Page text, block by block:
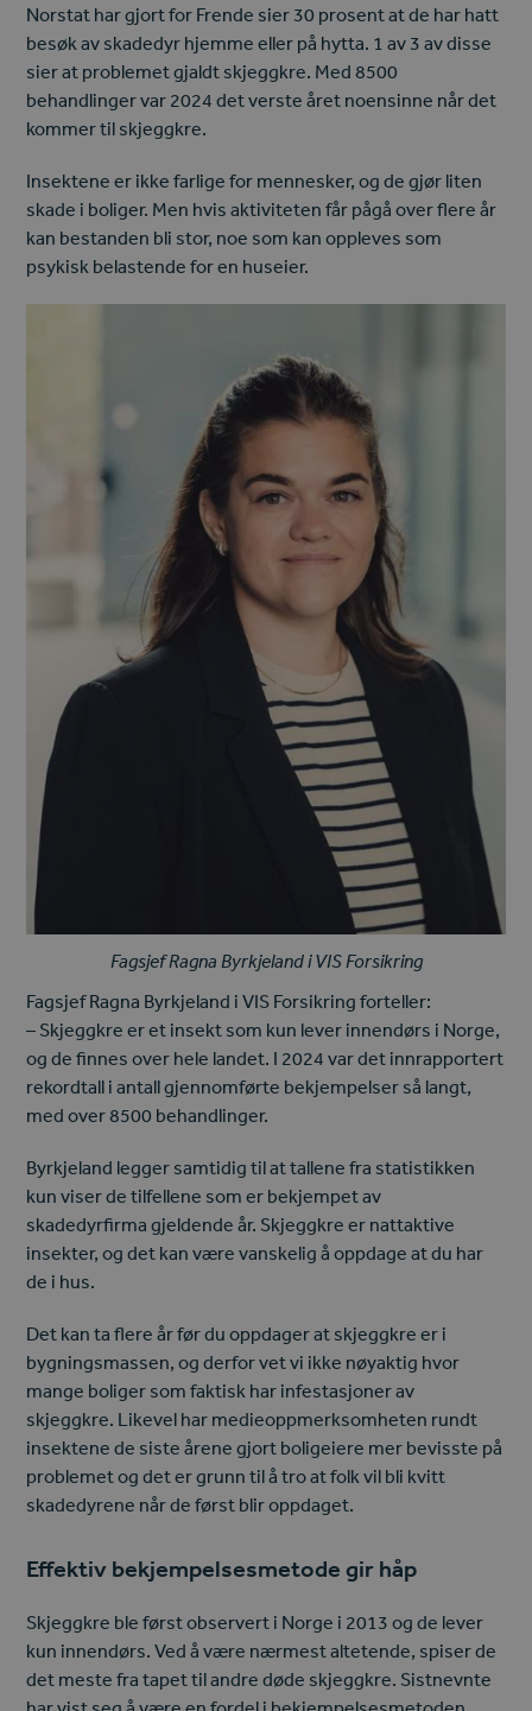
Norstat har gjort for Frende sier 30 prosent at de har hatt
besøk av skadedyr hjemme eller på hytta. 1 av 3 av disse
sier at problemet gjaldt skjeggkre. Med 8500
behandlinger var 2024 det verste året noensinne når det
kommer til skjeggkre.
Insektene er ikke farlige for mennesker, og de gjør liten
skade i boliger. Men hvis aktiviteten får pågå over flere år
kan bestanden bli stor, noe som kan oppleves som
psykisk belastende for en huseier.
Fagsjef Ragna Byrkjeland i VIS Forsikring
Fagsjef Ragna Byrkjeland i VIS Forsikring forteller:
– Skjeggkre er et insekt som kun lever innendørs i Norge,
og de finnes over hele landet. I 2024 var det innrapportert
rekordtall i antall gjennomførte bekjempelser så langt,
med over 8500 behandlinger.
Byrkjeland legger samtidig til at tallene fra statistikken
kun viser de tilfellene som er bekjempet av
skadedyrfirma gjeldende år. Skjeggkre er nattaktive
insekter, og det kan være vanskelig å oppdage at du har
de i hus.
Det kan ta flere år før du oppdager at skjeggkre er i
bygningsmassen, og derfor vet vi ikke nøyaktig hvor
mange boliger som faktisk har infestasjoner av
skjeggkre. Likevel har medieoppmerksomheten rundt
insektene de siste årene gjort boligeiere mer bevisste på
problemet og det er grunn til å tro at folk vil bli kvitt
skadedyrene når de først blir oppdaget.
Effektiv bekjempelsesmetode gir håp
Skjeggkre ble først observert i Norge i 2013 og de lever
kun innendørs. Ved å være nærmest altetende, spiser de
det meste fra tapet til andre døde skjeggkre. Sistnevnte